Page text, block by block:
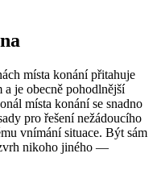
místa konání přitahuje
je obecně pohodlnější
místa konání se snadno
pro řešení nežádoucího
vnímání situace. Být sám
nikoho jiného —